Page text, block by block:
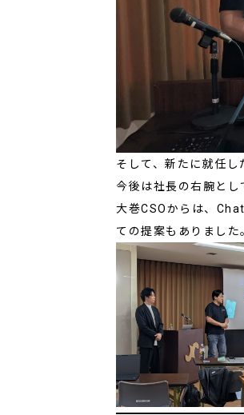
そして、新たに就任し
今後は社長の右腕とし
大巻CSOからは、
ての提案もありました